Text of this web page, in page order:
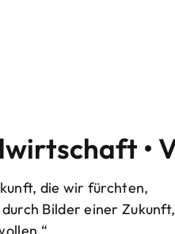
•
die wir fürchten,
Bilder einer Zukunft,